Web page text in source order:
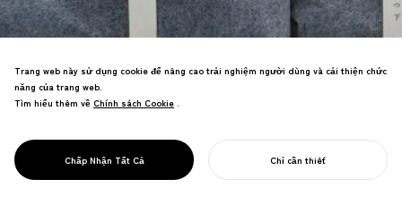
PROJECT
AERU
Thiết kế và phát triển sản phẩm cho
thương hiệu thủ công truyền thống
thưởng, bao gồm Giải thưởng Thiết kế
Trang web này sử dụng cookie để nâng cao trải nghiệm người dùng và cải thiện chức
năng của trang web.
Tìm hiểu thêm về Chính sách Cookie
Chính sách Cookie .
Chấp Nhận Tất Cả Chỉ cần thiết